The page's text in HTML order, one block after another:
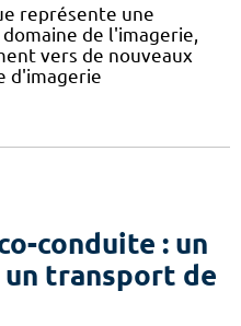
représente une
de l'imagerie,
vers de nouveaux
d'imagerie
conduite : un
transport de